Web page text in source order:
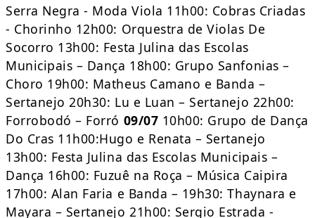
Serra Negra - Moda Viola 11h00: Cobras Criadas
- Chorinho 12h00: Orquestra de Violas De
Socorro 13h00: Festa Julina das Escolas
Municipais – Dança 18h00: Grupo Sanfonias –
Choro 19h00: Matheus Camano e Banda –
Sertanejo 20h30: Lu e Luan – Sertanejo 22h00:
Forrobodó – Forró 09/07 10h00: Grupo de Dança
Do Cras 11h00:Hugo e Renata – Sertanejo
13h00: Festa Julina das Escolas Municipais –
Dança 16h00: Fuzuê na Roça – Música Caipira
17h00: Alan Faria e Banda – 19h30: Thaynara e
Mayara – Sertanejo 21h00: Sergio Estrada -